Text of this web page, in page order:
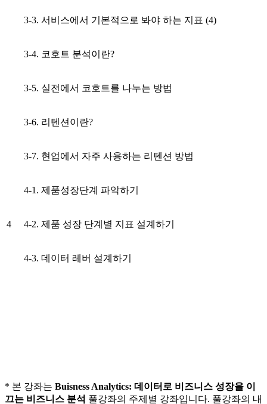
3-3. 서비스에서 기본적으로 봐야 하는 지표 (4)
3-4. 코호트 분석이란?
3-5. 실전에서 코호트를 나누는 방법
3-6. 리텐션이란?
3-7. 현업에서 자주 사용하는 리텐션 방법
4
4-1. 제품성장단계 파악하기
4-2. 제품 성장 단계별 지표 설계하기
4-3. 데이터 레버 설계하기
* 본 강좌는 Buisness Analytics: 데이터로 비즈니스 성장을 이
끄는 비즈니스 분석 풀강좌의 주제별 강좌입니다. 풀강좌의 내